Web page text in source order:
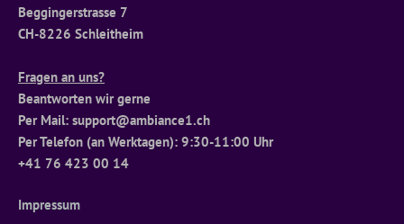
Beggingerstrasse 7
CH-8226 Schleitheim
Fragen an uns?
Beantworten wir gerne
Per Mail: support@ambiance1.ch
Per Telefon (an Werktagen): 9:30-11:00 Uhr
+41 76 423 00 14
Impressum